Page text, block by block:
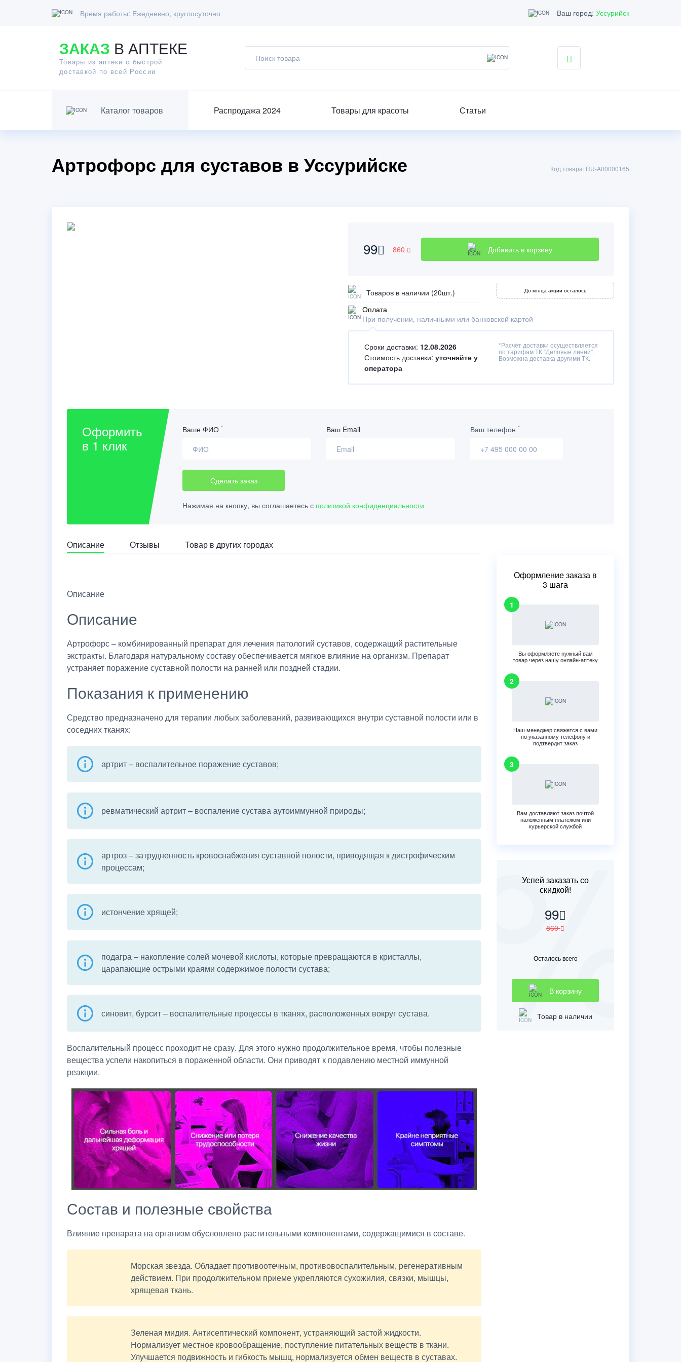
Время работы: Ежедневно, круглосуточно Ваш город: Уссурийск
ЗАКАЗ В АПТЕКЕ
Товары из аптеки с быстрой
доставкой по всей России
Каталог товаров Распродажа 2024 Товары для красоты Статьи
Артрофорс для суставов в Уссурийске Код товара: RU-A00000165
99 860 Добавить в корзину
Товаров в наличии (20шт.) До конца акции осталось
Оплата
При получении, наличными или банковской картой
Сроки доставки: 12.08.2026
Стоимость доставки: уточняйте у
оператора
*Расчёт доставки осуществляется
по тарифам ТК “Деловые линии”.
Возможна доставка другими ТК.
Оформить
в 1 клик
Ваше ФИО * Ваш Email Ваш телефон *
Сделать заказ
Нажимая на кнопку, вы соглашаетесь с политикой конфиденциальности
Описание Отзывы Товар в других городах
Описание
Описание
Артрофорс – комбинированный препарат для лечения патологий суставов, содержащий растительные
экстракты. Благодаря натуральному составу обеспечивается мягкое влияние на организм. Препарат
устраняет поражение суставной полости на ранней или поздней стадии.
Показания к применению
Средство предназначено для терапии любых заболеваний, развивающихся внутри суставной полости или в
соседних тканях:
артрит – воспалительное поражение суставов;
ревматический артрит – воспаление сустава аутоиммунной природы;
артроз – затрудненность кровоснабжения суставной полости, приводящая к дистрофическим
процессам;
истончение хрящей;
подагра – накопление солей мочевой кислоты, которые превращаются в кристаллы,
царапающие острыми краями содержимое полости сустава;
синовит, бурсит – воспалительные процессы в тканях, расположенных вокруг сустава.
Воспалительный процесс проходит не сразу. Для этого нужно продолжительное время, чтобы полезные
вещества успели накопиться в пораженной области. Они приводят к подавлению местной иммунной
реакции.
Состав и полезные свойства
Влияние препарата на организм обусловлено растительными компонентами, содержащимися в составе.
Морская звезда. Обладает противоотечным, противовоспалительным, регенеративным
действием. При продолжительном приеме укрепляются сухожилия, связки, мышцы,
хрящевая ткань.
Зеленая мидия. Антисептический компонент, устраняющий застой жидкости.
Нормализует местное кровообращение, поступление питательных веществ в ткани.
Улучшается подвижность и гибкость мышц, нормализуется обмен веществ в суставах.
Оформление заказа в
3 шага
Вы оформляете нужный вам
товар через нашу онлайн-аптеку
Наш менеджер свяжется с вами
по указанному телефону и
подтвердит заказ
Вам доставляют заказ почтой
наложенным платежом или
курьерской службой
Успей заказать со
скидкой!
99
860
Осталось всего
В корзину
Товар в наличии